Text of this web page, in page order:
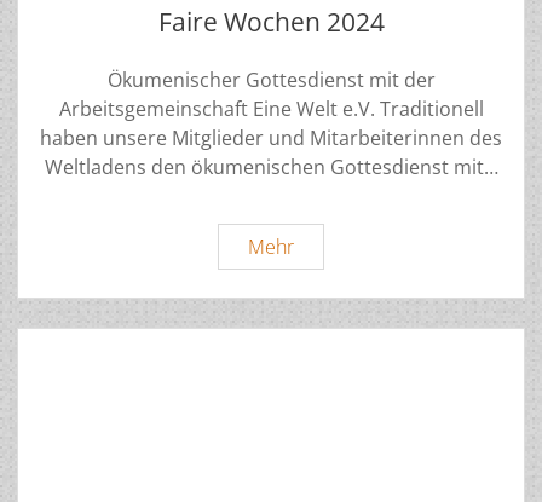
Faire Wochen 2024
Ökumenischer Gottesdienst mit der
Arbeitsgemeinschaft Eine Welt e.V. Traditionell
haben unsere Mitglieder und Mitarbeiterinnen des
Weltladens den ökumenischen Gottesdienst mit…
MehrFaire
Wochen
2024